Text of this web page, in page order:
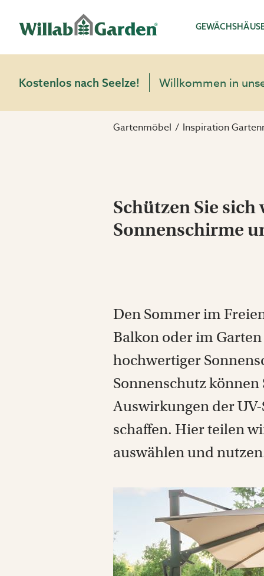
Kostenlos nach Seelze! Willkommen in
Gartenmöbel Inspiration
Schützen Sie
Sonnenschirme
Den Sommer im
Balkon oder im
hochwertiger
Sonnenschutz
Auswirkungen der
schaffen. Hier teilen
auswählen und